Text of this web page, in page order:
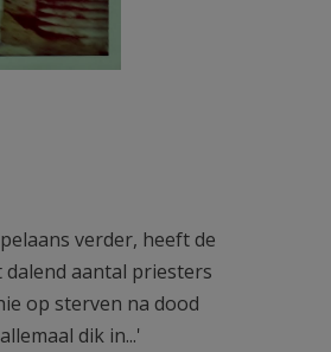
verder, heeft de
aantal priesters
op sterven na dood
dik in...'